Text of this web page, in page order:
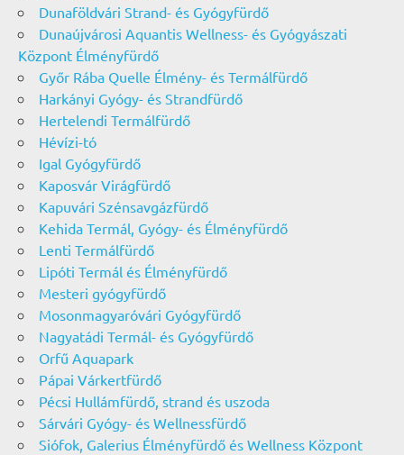
Dunaföldvári Strand- és Gyógyfürdő
Dunaújvárosi Aquantis Wellness- és Gyógyászati
Központ Élményfürdő
Győr Rába Quelle Élmény- és Termálfürdő
Harkányi Gyógy- és Strandfürdő
Hertelendi Termálfürdő
Hévízi-tó
Igal Gyógyfürdő
Kaposvár Virágfürdő
Kapuvári Szénsavgázfürdő
Kehida Termál, Gyógy- és Élményfürdő
Lenti Termálfürdő
Lipóti Termál és Élményfürdő
Mesteri gyógyfürdő
Mosonmagyaróvári Gyógyfürdő
Nagyatádi Termál- és Gyógyfürdő
Orfű Aquapark
Pápai Várkertfürdő
Pécsi Hullámfürdő, strand és uszoda
Sárvári Gyógy- és Wellnessfürdő
Siófok, Galerius Élményfürdő és Wellness Központ